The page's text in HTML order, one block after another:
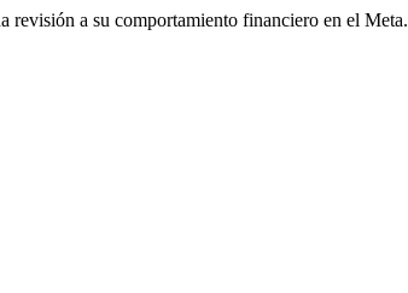
revisión a su comportamiento financiero en el Meta.